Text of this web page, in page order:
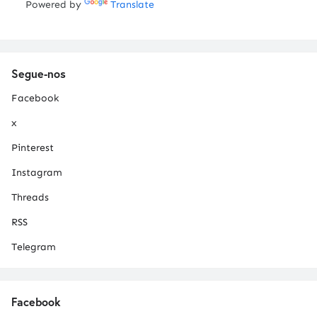
Powered by Translate
Segue-nos
Facebook
x
Pinterest
Instagram
Threads
RSS
Telegram
Facebook